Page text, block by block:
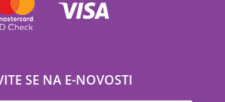
SE NA E-NOVOSTI